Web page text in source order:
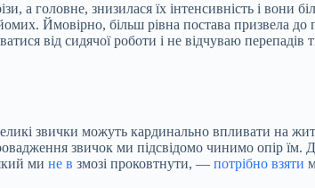
а головне, знизилася їх інтенсивність і вони
Ймовірно, більш рівна постава призвела до
від сидячої роботи і не відчуваю перепадів
звички можуть кардинально впливати на
звичок ми підсвідомо чинимо опір їм.
ми не в змозі проковтнути, — потрібно взяти